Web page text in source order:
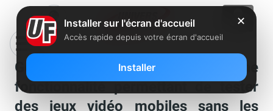
Google Play Instant : une
fonctionnalité permettant de tester
des jeux vidéo mobiles sans les
✕
Installer sur l'écran d'accueil
Accès rapide depuis votre écran d'accueil
Installer